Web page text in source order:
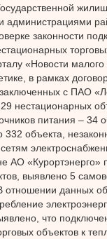
администрациями
законности
«Новости малого
в рамках
с ПАО
нестационарных
питания – 34
332 объекта,
АО «Курортэнерго»
выявлено 5
отношении данных
что
объектов к